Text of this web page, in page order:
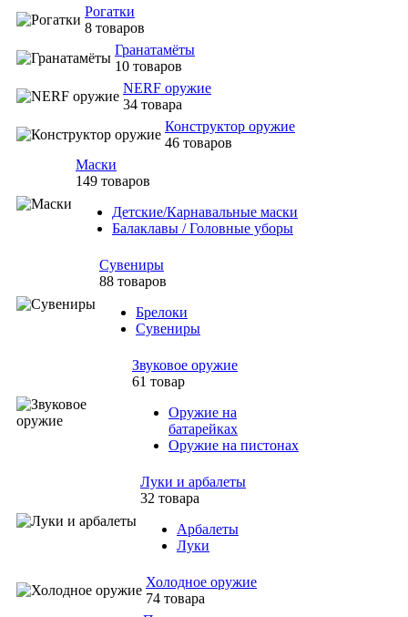
Рогатки
8 товаров
Гранатамёты
10 товаров
NERF оружие
34 товара
Конструктор оружие
46 товаров
Маски
149 товаров
Детские/Карнавальные маски
Балаклавы / Головные уборы
Сувениры
88 товаров
Брелоки
Сувениры
Звуковое оружие
61 товар
Оружие на
батарейках
Оружие на пистонах
Луки и арбалеты
32 товара
Арбалеты
Луки
Холодное оружие
74 товара